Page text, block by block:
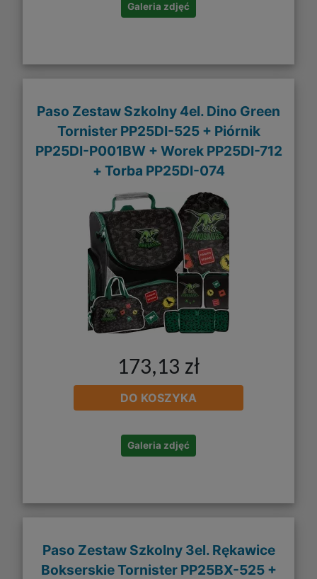
Galeria zdjęć
Paso Zestaw Szkolny 4el. Dino Green
Tornister PP25DI-525 + Piórnik
PP25DI-P001BW + Worek PP25DI-712
+ Torba PP25DI-074
173,13 zł
DO KOSZYKA
Galeria zdjęć
Paso Zestaw Szkolny 3el. Rękawice
Bokserskie Tornister PP25BX-525 +